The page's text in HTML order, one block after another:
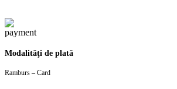
Modalităţi de plată
Ramburs – Card